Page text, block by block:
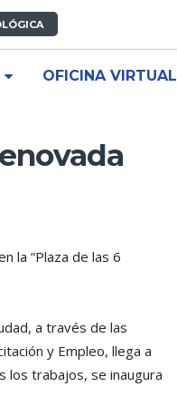
OFICINA VIRTUAL
la “Plaza de las 6
a través de las
y Empleo, llega a
los trabajos, se inaugura